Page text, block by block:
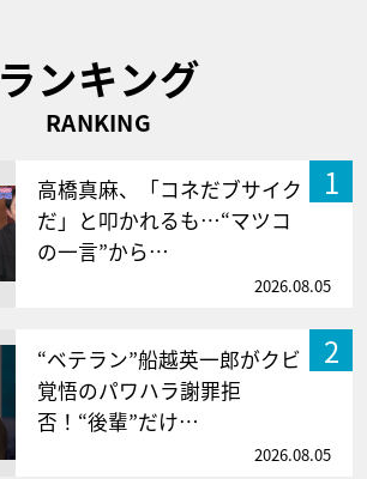
ランキング
RANKING
1
高橋真麻、「コネだブサイク
だ」と叩かれるも…“マツコ
の一言”から…
2026.08.05
2
“ベテラン”船越英一郎がクビ
覚悟のパワハラ謝罪拒
否！“後輩”だけ…
2026.08.05